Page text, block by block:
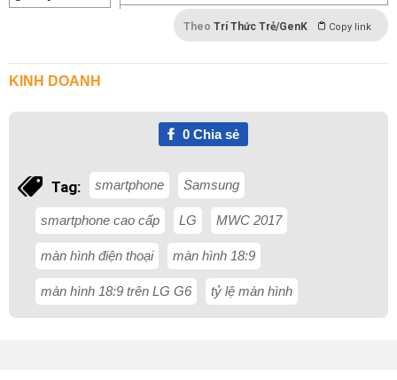
Theo Trí Thức Trẻ/GenK Copy link
KINH DOANH
0Chia sẻ
Tag: smartphone Samsung
smartphone cao cấp LG MWC 2017
màn hình điện thoại màn hình 18:9
màn hình 18:9 trên LG G6 tỷ lệ màn hình